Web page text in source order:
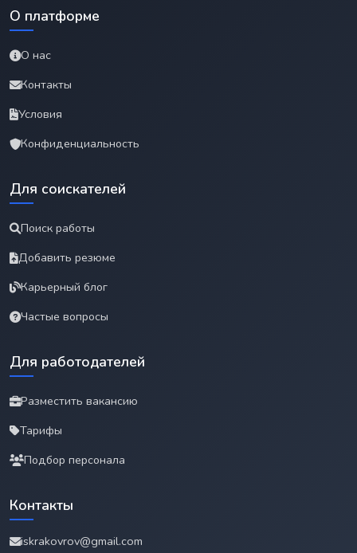
О платформе
О нас
Контакты
Условия
Конфиденциальность
Для соискателей
Поиск работы
Добавить резюме
Карьерный блог
Частые вопросы
Для работодателей
Разместить вакансию
Тарифы
Подбор персонала
Контакты
iskrakovrov@gmail.com